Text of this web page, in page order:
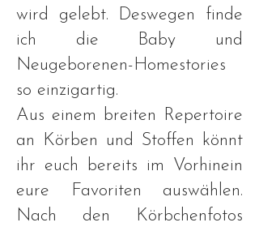
wird gelebt. Deswegen finde
ich die Baby und
Neugeborenen-Homestories
so einzigartig.
Aus einem breiten Repertoire
an Körben und Stoffen könnt
ihr euch bereits im Vorhinein
eure Favoriten auswählen.
Nach den Körbchenfotos